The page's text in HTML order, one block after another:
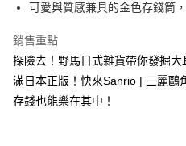
運送方式
全家取貨付款
每筆NT$65，滿NT$999(含以上)
付款後全家取貨
可愛與質感兼具的金色存錢筒
銷售重點
探險去！野馬日式雜貨帶你發掘
滿日本正版！快來Sanrio | 三麗鷗
存錢也能樂在其中！